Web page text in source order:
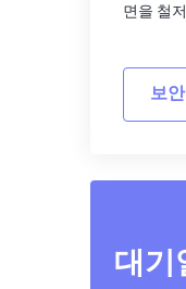
면을 철
보
대기